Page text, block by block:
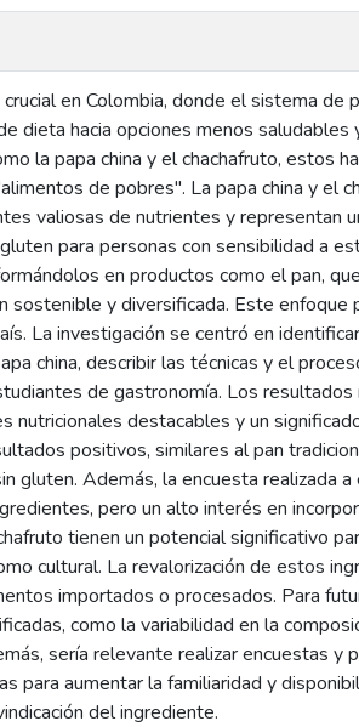
en Colombia, donde el sistema de
dieta hacia opciones menos
la papa china y el chachafruto, estos
de pobres". La papa china y el
valiosas de nutrientes y representan
para personas con sensibilidad a
en productos como el pan,
sostenible y diversificada. Este enfoque
La investigación se centró en
china, describir las técnicas y el
de gastronomía. Los
nutricionales destacables y un
positivos, similares al pan
gluten. Además, la encuesta realizada
pero un alto interés en
tienen un potencial significativo
cultural. La revalorización de estos
importados o procesados. Para
como la variabilidad en la
sería relevante realizar encuestas y
para aumentar la familiaridad y
del ingrediente.